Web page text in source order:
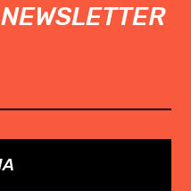
NEWSLETTER